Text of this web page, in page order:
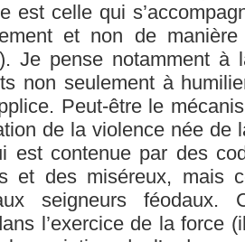
est celle qui
et non de
Je pense notamment à
non seulement à
Peut-être le
de la violence née de
est contenue par des
et des miséreux, mais
seigneurs féodaux.
l’exercice de la force